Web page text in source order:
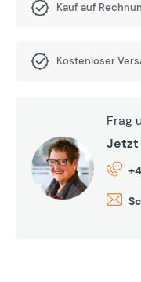
Kauf auf
Kostenloser
Frag
Jetzt